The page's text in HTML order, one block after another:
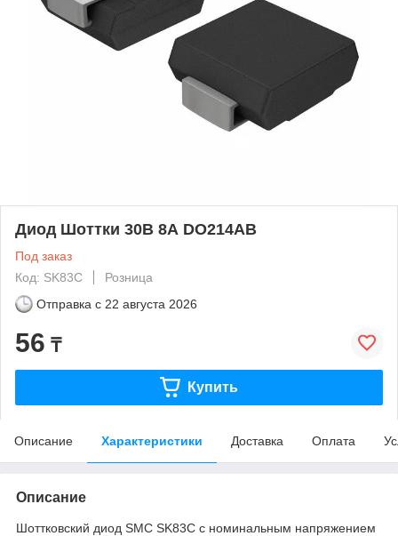
Диод Шоттки 30В 8А DO214AB
Под заказ
Код: SK83C
Розница
Отправка с 22 августа 2026
56 ₸
Купить
Описание Характеристики Доставка Оплата
Описание
Шоттковский диод SMC SK83C с номинальным напряжением